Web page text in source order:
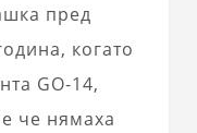
пред
когато
GO-14,
че нямаха